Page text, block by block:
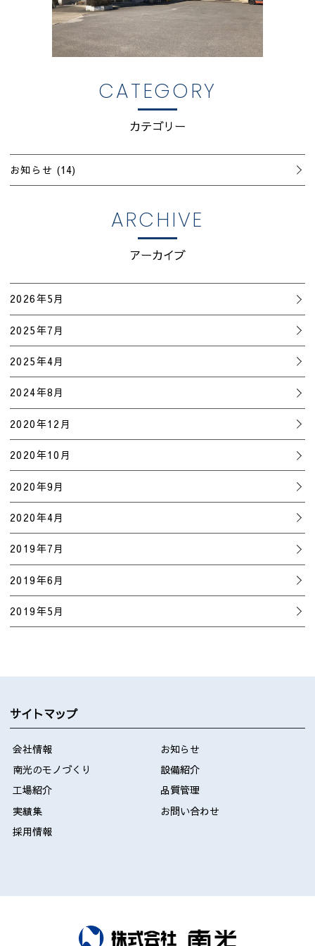
CATEGORY
カテゴリー
お知らせ (14)
ARCHIVE
アーカイブ
2026年5月
2025年7月
2025年4月
2024年8月
2020年12月
2020年10月
2020年9月
2020年4月
2019年7月
2019年6月
2019年5月
サイトマップ
会社情報
お知らせ
南光のモノづくり
設備紹介
工場紹介
品質管理
実績集
お問い合わせ
採用情報